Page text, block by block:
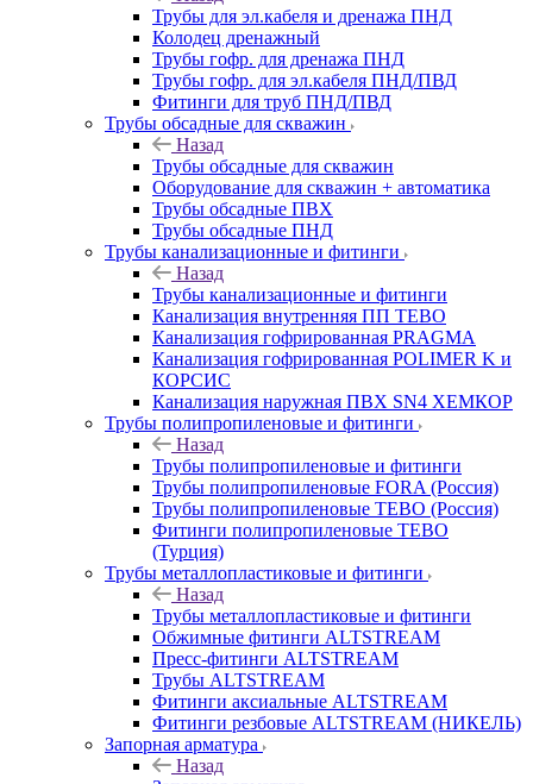
Трубы для эл.кабеля и дренажа ПНД
Колодец дренажный
Трубы гофр. для дренажа ПНД
Трубы гофр. для эл.кабеля ПНД/ПВД
Фитинги для труб ПНД/ПВД
Трубы обсадные для скважин
Назад
Трубы обсадные для скважин
Оборудование для скважин + автоматика
Трубы обсадные ПВХ
Трубы обсадные ПНД
Трубы канализационные и фитинги
Назад
Трубы канализационные и фитинги
Канализация внутренняя ПП TEBO
Канализация гофрированная PRAGMA
Канализация гофрированная POLIMER K и
КОРСИС
Канализация наружная ПВХ SN4 ХЕМКОР
Трубы полипропиленовые и фитинги
Назад
Трубы полипропиленовые и фитинги
Трубы полипропиленовые FORA (Россия)
Трубы полипропиленовые TEBO (Россия)
Фитинги полипропиленовые TEBO
(Турция)
Трубы металлопластиковые и фитинги
Назад
Трубы металлопластиковые и фитинги
Обжимные фитинги ALTSTREAM
Пресс-фитинги ALTSTREAM
Трубы ALTSTREAM
Фитинги аксиальные ALTSTREAM
Фитинги резбовые ALTSTREAM (НИКЕЛЬ)
Запорная арматура
Назад